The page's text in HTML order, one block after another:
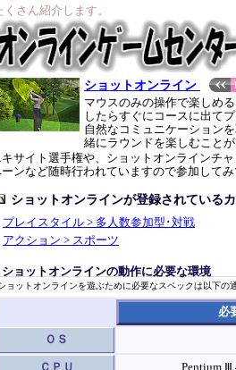
さん紹介します。
ショットオンライン
マウスのみの操作で楽しめ
したらすぐにコースに出て
自然なコミュニケーション
緒にラウンドを楽しむこと
キサイト選手権や、ショットオンラインチ
ンなど随時行われていますので参加して
ショットオンラインが登録されている
プレイスタイル > 多人数参加型･対戦
アクション > スポーツ
ショットオンラインの動作に必要な環境
ョットオンラインを遊ぶために必要なスペックは以下の
必
ＯＳ